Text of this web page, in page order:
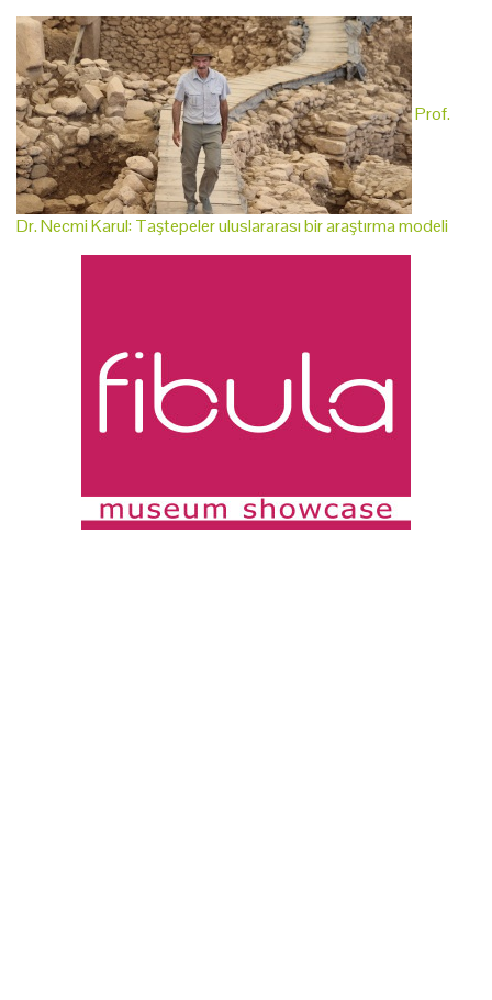
Prof.
Dr. Necmi Karul: Taştepeler uluslararası bir araştırma modeli